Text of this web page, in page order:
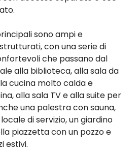
sono ampi e
con una serie di
che passano dal
alla biblioteca, alla sala da
cucina molto calda e
alla sala TV e alla suite per
una palestra con sauna,
di servizio, un giardino
piazzetta con un pozzo e
estivi.